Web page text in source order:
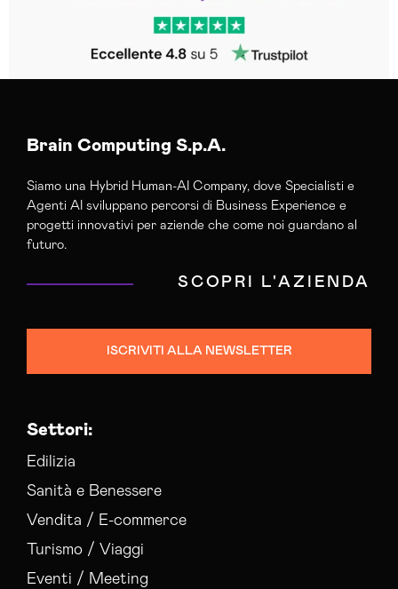
Brain Computing S.p.A.
Siamo una Hybrid Human-AI Company, dove Specialisti e
Agenti AI sviluppano percorsi di Business Experience e
progetti innovativi per aziende che come noi guardano al
futuro.
SCOPRI L'AZIENDA
ISCRIVITI ALLA NEWSLETTER
Settori:
Edilizia
Sanità e Benessere
Vendita / E-commerce
Turismo / Viaggi
Eventi / Meeting